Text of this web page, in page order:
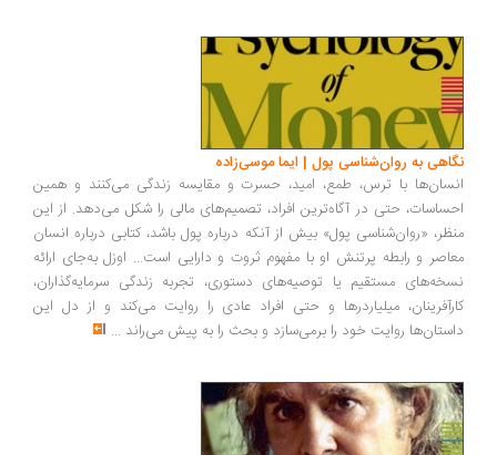
به روان‌شناسی پول | ایما موسی‌زاده
با ترس، طمع، امید، حسرت و مقایسه زندگی می‌کنند و همین
حتی در آگاه‌ترین افراد، تصمیم‌های مالی را شکل می‌دهد. از این
«روان‌شناسی پول» بیش از آنکه درباره پول باشد، کتابی درباره انسان
و رابطه پرتنش او با مفهوم ثروت و دارایی است... اوزل به‌جای ارائه
مستقیم یا توصیه‌های دستوری، تجربه زندگی سرمایه‌گذاران،
میلیاردرها و حتی افراد عادی را روایت می‌کند و از دل این
روایت خود را برمی‌سازد و بحث را به پیش می‌راند ...